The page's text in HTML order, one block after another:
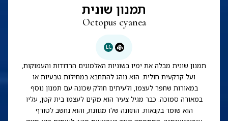
תמנון שונית
Octopus cyanea
LC
תמנון שונית מבלה את ימיו בשוניות האלמוגים הרדודות והעמוקות,
ועל קרקעית חולית. הוא נוהג להתחבא במחילות טבעיות או
במאורות שחפר לעצמו, ולעיתים חולק שכונה עם תמנון נוסף
במאורה סמוכה. כבר מגיל צעיר הוא מקים לעצמו בית קטן, עליו
הוא שומר בקנאות. התזונה שלו מגוונת, והוא נחשב לטורף